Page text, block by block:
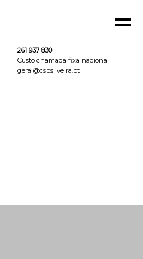
261 937 830
Custo chamada fixa nacional
geral@cspsilveira.pt